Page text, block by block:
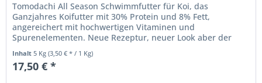
Tomodachi All Season Schwimmfutter für Koi, das
Ganzjahres Koifutter mit 30% Protein und 8% Fett,
angereichert mit hochwertigen Vitaminen und
Spurenelementen. Neue Rezeptur, neuer Look aber der
Inhalt5 Kg(3,50 € * / 1 Kg)
17,50 € *